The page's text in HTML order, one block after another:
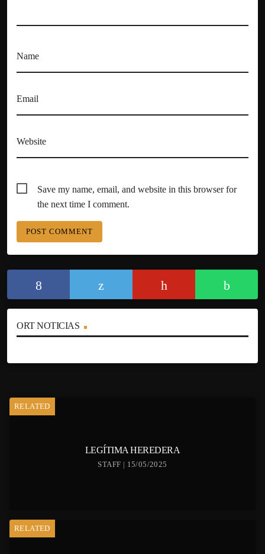
Name
Email
Website
Save my name, email, and website in this browser for
the next time I comment.
ORT NOTICIAS
RELATED
LEGÍTIMA HEREDERA
STAFF | 15/05/2025
RELATED